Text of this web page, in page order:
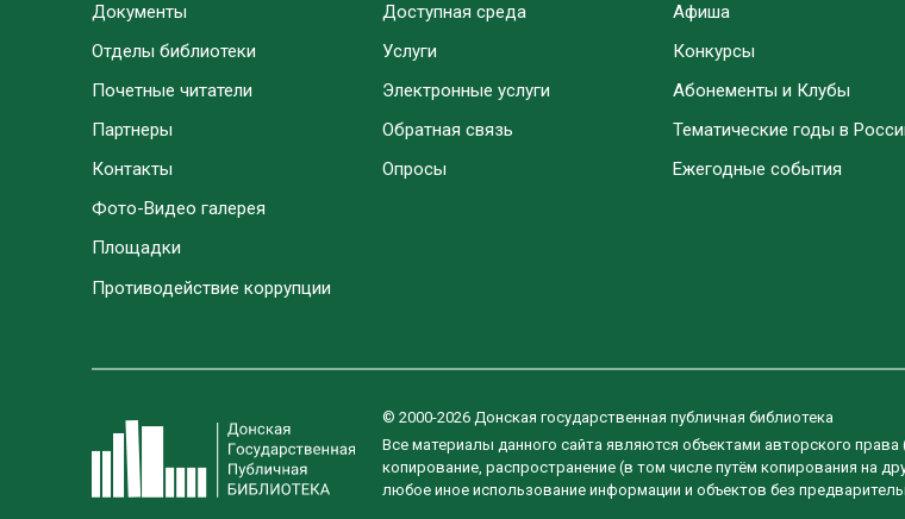
Документы
Отделы библиотеки
Почетные читатели
Партнеры
Контакты
Фото-Видео галерея
Площадки
Противодействие коррупции
Доступная среда
Услуги
Электронные услуги
Обратная связь
Опросы
Афиша
Конкурсы
Абонементы и Клубы
Тематические годы в
Ежегодные события
© 2000-2026 Донская государственная публичная библиотека
Все материалы данного сайта являются объектами авторского
копирование, распространение (в том числе путём копирования на
любое иное использование информации и объектов без